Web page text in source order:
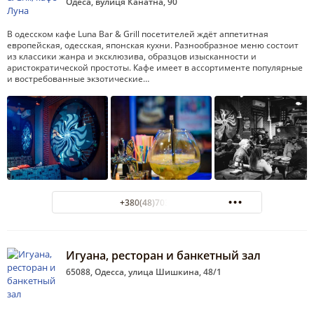
В одесском кафе Luna Bar & Grill посетителей ждёт аппетитная
европейская, одесская, японская кухни. Разнообразное меню состоит
из классики жанра и эксклюзива, образцов изысканности и
аристократической простоты. Кафе имеет в ассортименте популярные
и востребованные экзотические…
+380(48)703-32-22
Игуана, ресторан и банкетный зал
65088, Одесса, улица Шишкина, 48/1